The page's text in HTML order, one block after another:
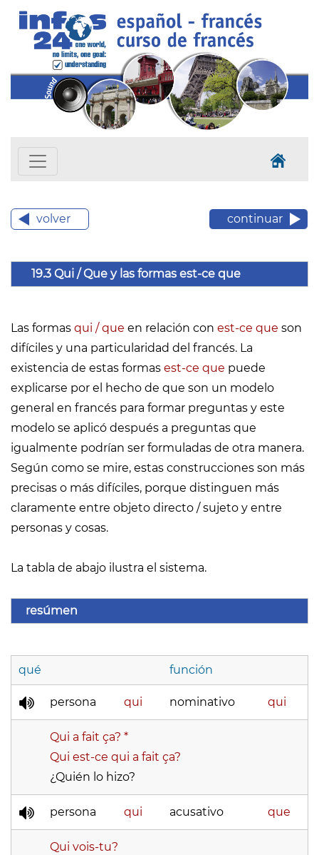
volver continuar
19.3 Qui / Que y las formas est-ce que
Las formas qui / que en relación con est-ce que son
difíciles y una particularidad del francés. La
existencia de estas formas est-ce que puede
explicarse por el hecho de que son un modelo
general en francés para formar preguntas y este
modelo se aplicó después a preguntas que
igualmente podrían ser formuladas de otra manera.
Según como se mire, estas construcciones son más
precisas o más difíciles, porque distinguen más
claramente entre objeto directo / sujeto y entre
personas y cosas.
La tabla de abajo ilustra el sistema.
resúmen
qué función
persona qui nominativo qui
Qui a fait ça? *
Qui est-ce qui a fait ça?
¿Quién lo hizo?
persona qui acusativo que
Qui vois-tu?